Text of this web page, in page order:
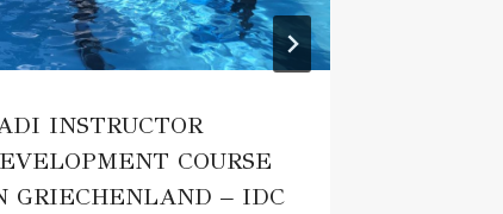
INSTRUCTOR
COURSE
GRIECHENLAND – IDC